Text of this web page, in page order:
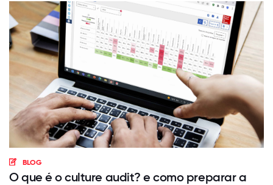
BLOG
O que é o culture audit? e como preparar a